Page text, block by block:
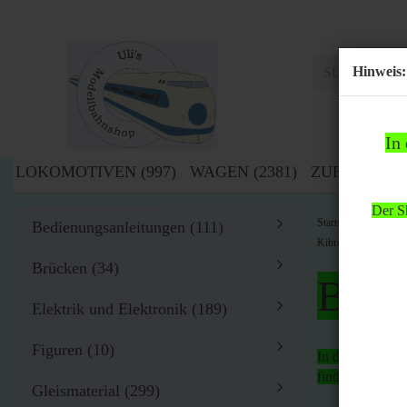
Hinweis:
In
Der
LOKOMOTIVEN (997) WAGEN (2381) ZUBEHÖR
Startseite »
Kibri H0 10836
Bitte
In der Zeit
findet
Bedienungsanleitungen (111)
Brücken (34)
Elektrik und Elektronik (189)
Figuren (10)
Gleismaterial (299)